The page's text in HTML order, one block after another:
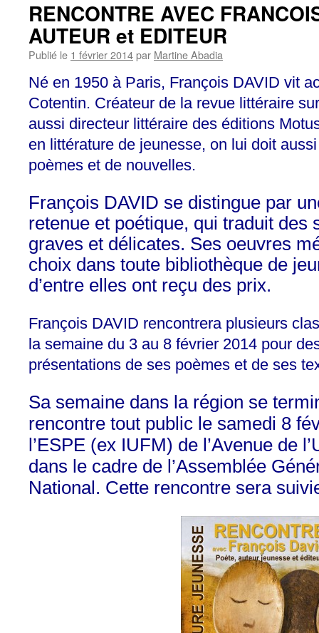
RENCONTRE AVEC
AUTEUR et EDITEUR
Publié le 1 février 2014par Martine Abadia
Né en 1950 à Paris, François DAVID vit
Cotentin. Créateur de la revue littéraire
aussi directeur littéraire des éditions
en littérature de jeunesse, on lui doit
poèmes et de nouvelles.
François DAVID se distingue par
retenue et poétique, qui traduit des
graves et délicates. Ses oeuvres
choix dans toute bibliothèque de
d’entre elles ont reçu des prix.
François DAVID rencontrera plusieurs
la semaine du 3 au 8 février 2014 pour
présentations de ses poèmes et de ses
Sa semaine dans la région se
rencontre tout public le samedi 8
l’ESPE (ex IUFM) de l’Avenue de
dans le cadre de l’Assemblée
National. Cette rencontre sera